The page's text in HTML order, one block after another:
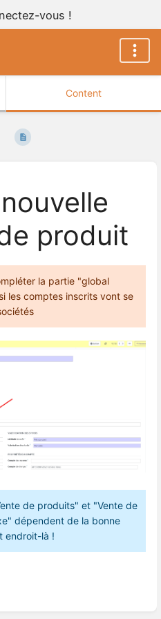
vous !
Content
produit
la partie "global
les comptes inscrits vont se
de produits" et "Vente de
dépendent de la bonne
endroit-là !